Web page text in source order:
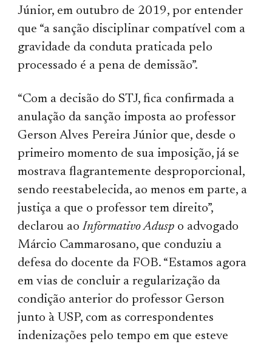
Júnior, em outubro de 2019, por entender
que “a sanção disciplinar compatível com a
gravidade da conduta praticada pelo
processado é a pena de demissão”.
“Com a decisão do STJ, fica confirmada a
anulação da sanção imposta ao professor
Gerson Alves Pereira Júnior que, desde o
primeiro momento de sua imposição, já se
mostrava flagrantemente desproporcional,
sendo reestabelecida, ao menos em parte, a
justiça a que o professor tem direito”,
declarou aoInformativo Adusp o advogado
Márcio Cammarosano, que conduziu a
defesa do docente da FOB. “Estamos agora
em vias de concluir a regularização da
condição anterior do professor Gerson
junto à USP, com as correspondentes
indenizações pelo tempo em que esteve